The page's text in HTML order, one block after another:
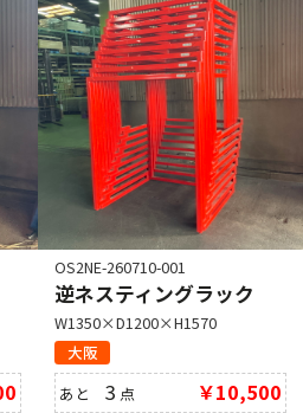
OS2NE-260710-001
逆ネスティングラック
W1350×D1200×H1570
大阪
あと3 点 ￥10,500